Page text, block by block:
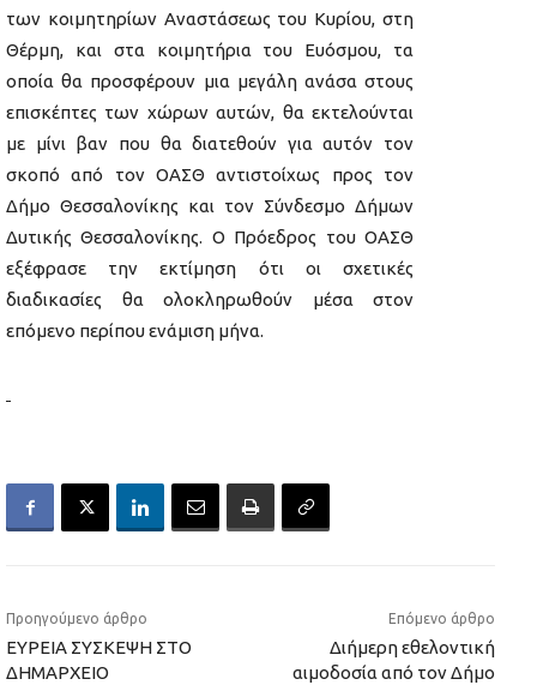
των κοιμητηρίων Αναστάσεως του Κυρίου, στη
Θέρμη, και στα κοιμητήρια του Ευόσμου, τα
οποία θα προσφέρουν μια μεγάλη ανάσα στους
επισκέπτες των χώρων αυτών, θα εκτελούνται
με μίνι βαν που θα διατεθούν για αυτόν τον
σκοπό από τον ΟΑΣΘ αντιστοίχως προς τον
Δήμο Θεσσαλονίκης και τον Σύνδεσμο Δήμων
Δυτικής Θεσσαλονίκης. Ο Πρόεδρος του ΟΑΣΘ
εξέφρασε την εκτίμηση ότι οι σχετικές
διαδικασίες θα ολοκληρωθούν μέσα στον
επόμενο περίπου ενάμιση μήνα.
Προηγούμενο άρθρο
ΕΥΡΕΙΑ ΣΥΣΚΕΨΗ ΣΤΟ
ΔΗΜΑΡΧΕΙΟ
Επόμενο άρθρο
Διήμερη εθελοντική
αιμοδοσία από τον Δήμο